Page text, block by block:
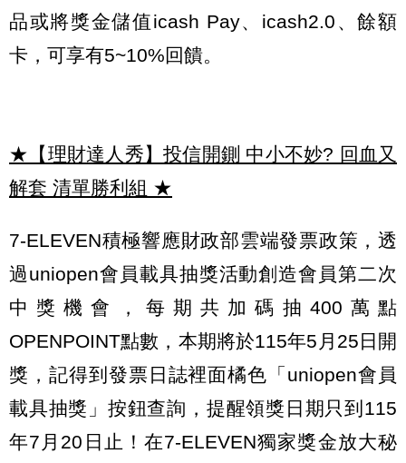
品或將獎金儲值icash Pay、icash2.0、餘額
卡，可享有5~10%回饋。
★【理財達人秀】投信開鍘 中小不妙? 回血又
解套 清單勝利組 ★
7-ELEVEN積極響應財政部雲端發票政策，透
過uniopen會員載具抽獎活動創造會員第二次
中獎機會，每期共加碼抽400萬點
OPENPOINT點數，本期將於115年5月25日開
獎，記得到發票日誌裡面橘色「uniopen會員
載具抽獎」按鈕查詢，提醒領獎日期只到115
年7月20日止！在7-ELEVEN獨家獎金放大秘